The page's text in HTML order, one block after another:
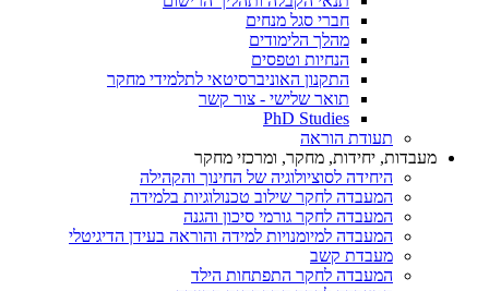
חברי סגל מנחים
מהלך הלימודים
הנחיות וטפסים
התקנון האוניברסיטאי לתלמידי מחקר
תואר שלישי - צור קשר
PhD Studies
תעודת הוראה
מעבדות, יחידות, מחקר, ומרכזי מחקר
היחידה לסוציולוגיה של החינוך והקהילה
המעבדה לחקר שילוב טכנולוגיות בלמידה
המעבדה לחקר גורמי סיכון והגנה
המעבדה למיומנויות למידה והוראה בעידן הדיגיטלי
מעבדת קשב
המעבדה לחקר התפתחות הילד